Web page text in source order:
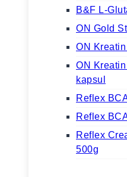
B&F L-
ON Gold
ON
ON
kapsul
Reflex
Reflex
Reflex
500g